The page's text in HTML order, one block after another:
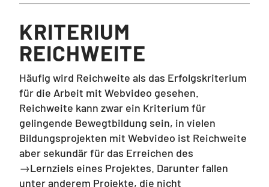
KRITERIUM
REICHWEITE
Häufig wird Reichweite als das Erfolgskriterium
für die Arbeit mit Webvideo gesehen.
Reichweite kann zwar ein Kriterium für
gelingende Bewegtbildung sein, in vielen
Bildungsprojekten mit Webvideo ist Reichweite
aber sekundär für das Erreichen des
→Lernziels eines Projektes. Darunter fallen
unter anderem Projekte, die nicht